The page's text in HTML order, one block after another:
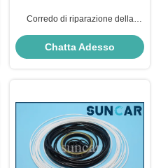
Corredo di riparazione della
di SHANTUI 154-15-01000
Chatta Adesso